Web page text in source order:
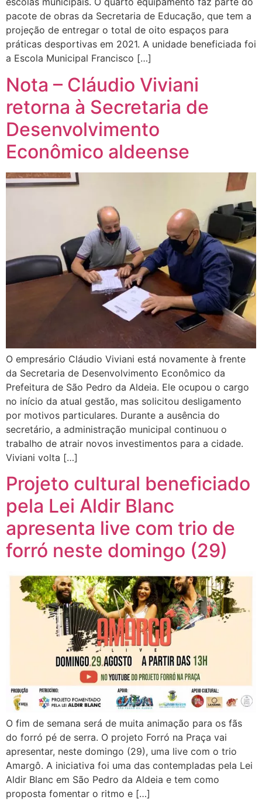
pacote de obras da Secretaria de Educação, que tem a
projeção de entregar o total de oito espaços para
práticas desportivas em 2021. A unidade beneficiada foi
a Escola Municipal Francisco […]
Nota – Cláudio Viviani
retorna à Secretaria de
Desenvolvimento
Econômico aldeense
O empresário Cláudio Viviani está novamente à frente
da Secretaria de Desenvolvimento Econômico da
Prefeitura de São Pedro da Aldeia. Ele ocupou o cargo
no início da atual gestão, mas solicitou desligamento
por motivos particulares. Durante a ausência do
secretário, a administração municipal continuou o
trabalho de atrair novos investimentos para a cidade.
Viviani volta […]
Projeto cultural beneficiado
pela Lei Aldir Blanc
apresenta live com trio de
forró neste domingo (29)
O fim de semana será de muita animação para os fãs
do forró pé de serra. O projeto Forró na Praça vai
apresentar, neste domingo (29), uma live com o trio
Amargô. A iniciativa foi uma das contempladas pela Lei
Aldir Blanc em São Pedro da Aldeia e tem como
proposta fomentar o ritmo e […]